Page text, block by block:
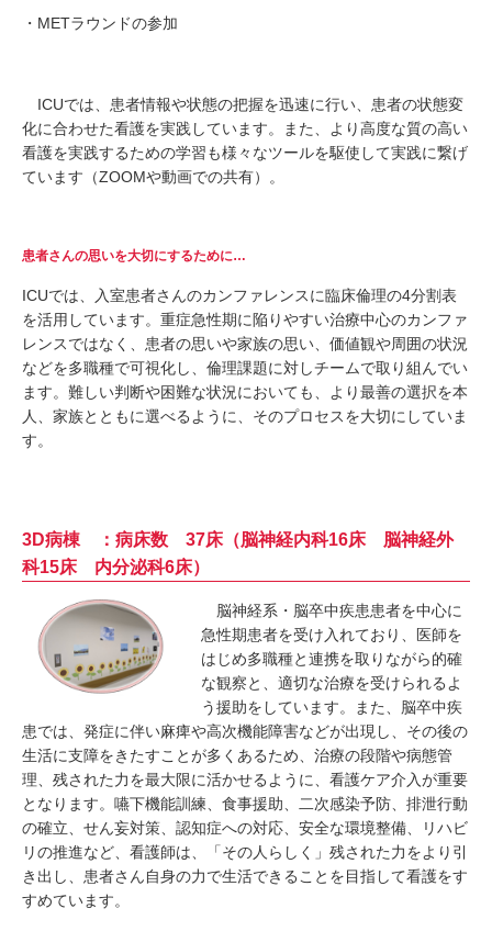
・METラウンドの参加
ICUでは、患者情報や状態の把握を迅速に行い、患者の状態変
化に合わせた看護を実践しています。また、より高度な質の高い
看護を実践するための学習も様々なツールを駆使して実践に繋げ
ています（ZOOMや動画での共有）。
患者さんの思いを大切にするために…
ICUでは、入室患者さんのカンファレンスに臨床倫理の4分割表
を活用しています。重症急性期に陥りやすい治療中心のカンファ
レンスではなく、患者の思いや家族の思い、価値観や周囲の状況
などを多職種で可視化し、倫理課題に対しチームで取り組んでい
ます。難しい判断や困難な状況においても、より最善の選択を本
人、家族とともに選べるように、そのプロセスを大切にしていま
す。
3D病棟 ：病床数 37床（脳神経内科16床 脳神経外
科15床 内分泌科6床）
脳神経系・脳卒中疾患患者を中心に
急性期患者を受け入れており、医師を
はじめ多職種と連携を取りながら的確
な観察と、適切な治療を受けられるよ
う援助をしています。また、脳卒中疾
患では、発症に伴い麻痺や高次機能障害などが出現し、その後の
生活に支障をきたすことが多くあるため、治療の段階や病態管
理、残された力を最大限に活かせるように、看護ケア介入が重要
となります。嚥下機能訓練、食事援助、二次感染予防、排泄行動
の確立、せん妄対策、認知症への対応、安全な環境整備、リハビ
リの推進など、看護師は、「その人らしく」残された力をより引
き出し、患者さん自身の力で生活できることを目指して看護をす
すめています。